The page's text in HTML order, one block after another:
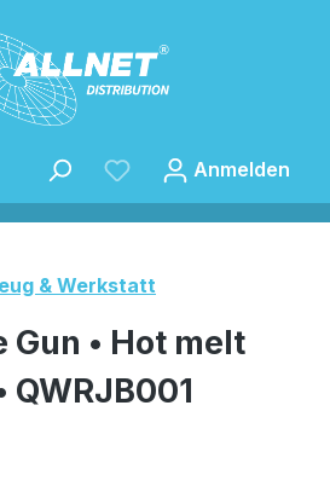
Speichern
Anmelden
& Werkstatt
Gun • Hot melt